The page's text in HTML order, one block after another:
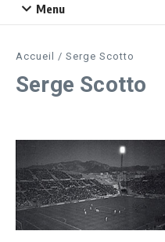
Menu
Accueil / Serge Scotto
Serge Scotto